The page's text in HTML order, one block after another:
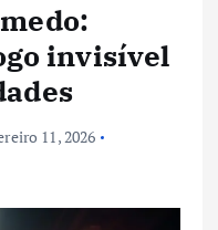
invisível
11, 2026